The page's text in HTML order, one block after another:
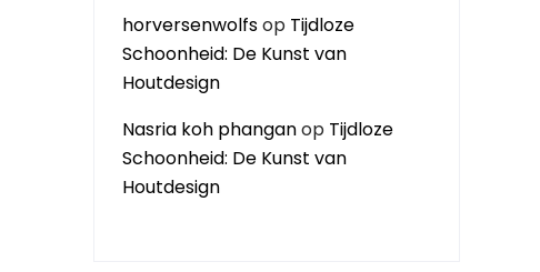
horversenwolfsop Tijdloze
Schoonheid: De Kunst van
Houtdesign
Nasria koh phanganop Tijdloze
Schoonheid: De Kunst van
Houtdesign